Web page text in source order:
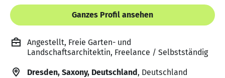
Ganzes Profil ansehen
Angestellt, Freie Garten- und
Landschaftsarchitektin, Freelance / Selbstständig
Dresden, Saxony, Deutschland, Deutschland